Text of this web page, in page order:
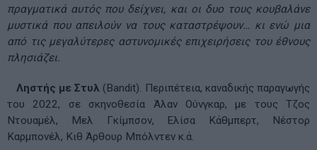
πραγματικά αυτός που δείχνει, και οι δυο τους κουβαλάνε
μυστικά που απειλούν να τους καταστρέψουν… κι ενώ μια
από τις μεγαλύτερες αστυνομικές επιχειρήσεις του έθνους
πλησιάζει.
Ληστής με Στυλ (Bandit). Περιπέτεια, καναδικής παραγωγής
του 2022, σε σκηνοθεσία Άλαν Ούνγκαρ, με τους Τζος
Ντουαμέλ, Μελ Γκίμπσον, Ελίσα Κάθμπερτ, Νέστορ
Καρμπονέλ, Κιθ Άρθουρ Μπόλντεν κ.ά.